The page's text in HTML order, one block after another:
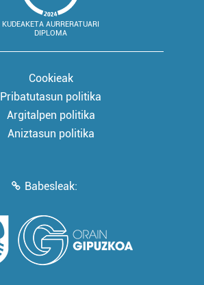
KUDEAKETA AURRERATUARI
DIPLOMA
Cookieak
Pribatutasun politika
Argitalpen politika
Aniztasun politika
Babesleak: